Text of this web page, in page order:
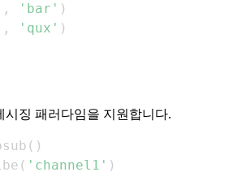
, 'bar' )
, 'qux' )
시징 패러다임을 지원합니다.
( )
( 'channel1' )